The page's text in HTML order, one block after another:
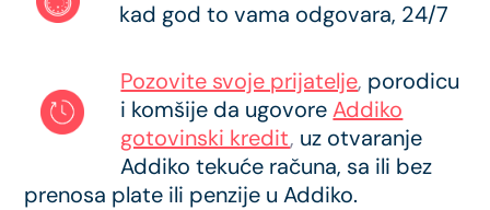
kad god to vama odgovara, 24/7
Pozovite svoje prijatelje, porodicu
i komšije da ugovore Addiko
gotovinski kredit, uz otvaranje
Addiko tekuće računa, sa ili bez
prenosa plate ili penzije u Addiko.